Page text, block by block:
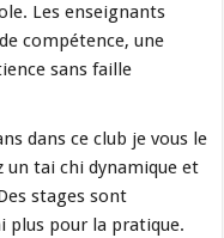
Les enseignants
compétence, une
sans faille
dans ce club je vous le
un tai chi dynamique et
stages sont
plus pour la pratique.